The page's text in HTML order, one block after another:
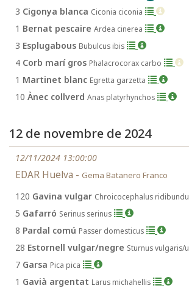
3 Cigonya blanca Ciconia ciconia
1 Bernat pescaire Ardea cinerea
3 Esplugabous Bubulcus ibis
4 Corb marí gros Phalacrocorax carbo
1 Martinet blanc Egretta garzetta
10 Ànec collverd Anas platyrhynchos
12 de novembre de 2024
12/11/2024 13:00:00
EDAR Huelva - Gema Batanero Franco
120 Gavina vulgar Chroicocephalus
5 Gafarró Serinus serinus
8 Pardal comú Passer domesticus
28 Estornell vulgar/negre Sturnus vulgaris/
7 Garsa Pica pica
1 Gavià argentat Larus michahellis